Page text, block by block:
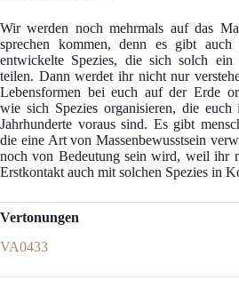
Wir werden noch mehrmals auf das
sprechen kommen, denn es gibt auch
entwickelte Spezies, die sich solch ein
teilen. Dann werdet ihr nicht nur
Lebensformen bei euch auf der Erde
wie sich Spezies organisieren, die
Jahrhunderte voraus sind. Es gibt
die eine Art von Massenbewusstsein
noch von Bedeutung sein wird, weil ihr
Erstkontakt auch mit solchen Spezies in
Vertonungen
VA0433